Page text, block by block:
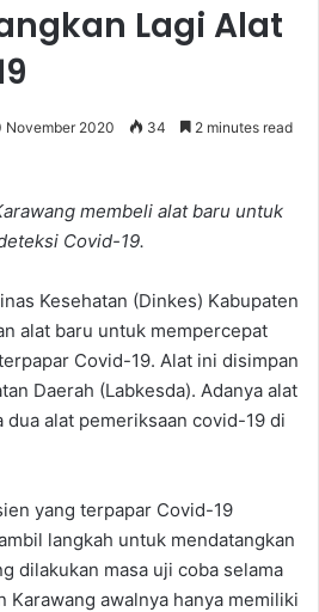
Lagi Alat
November 2020 34 2 minutes read
membeli alat baru untuk
Covid-19.
Kesehatan (Dinkes) Kabupaten
alat baru untuk mempercepat
Covid-19. Alat ini disimpan
Daerah (Labkesda). Adanya alat
dua alat pemeriksaan covid-19 di
yang terpapar Covid-19
langkah untuk mendatangkan
dilakukan masa uji coba selama
Karawang awalnya hanya memiliki